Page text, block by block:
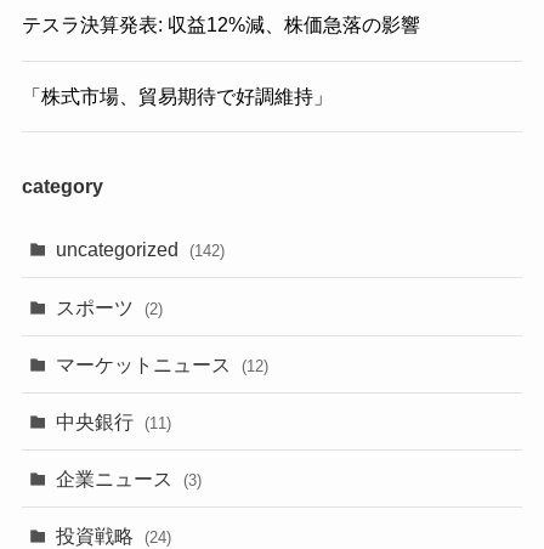
テスラ決算発表: 収益12%減、株価急落の影響
「株式市場、貿易期待で好調維持」
category
uncategorized (142)
スポーツ (2)
マーケットニュース (12)
中央銀行 (11)
企業ニュース (3)
投資戦略 (24)